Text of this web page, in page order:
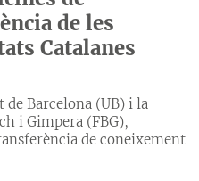
de les
Catalanes
de Barcelona (UB) i la
i Gimpera (FBG),
de coneixement